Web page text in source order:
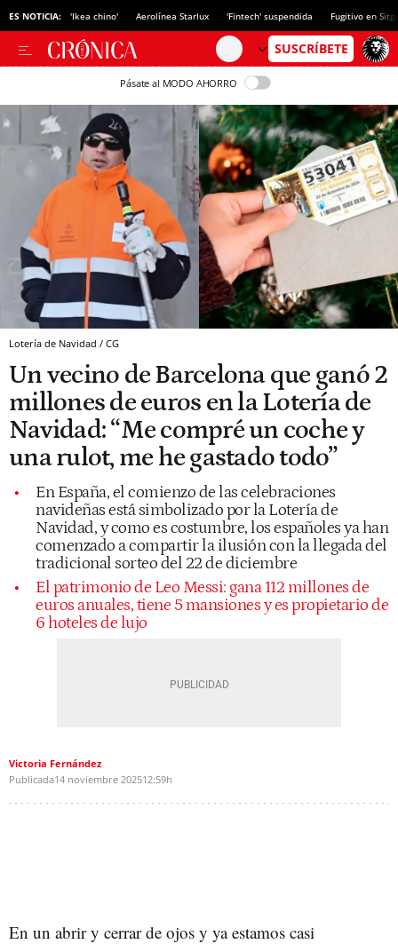
ES NOTICIA: 'Ikea chino' Aerolínea Starlux 'Fintech' suspendida Fugitivo en
Pásate al MODO AHORRO
Lotería de Navidad / CG
Un vecino de Barcelona que ganó 2
millones de euros en la Lotería de
Navidad: “Me compré un coche y
una rulot, me he gastado todo”
En España, el comienzo de las celebraciones
navideñas está simbolizado por la Lotería de
Navidad, y como es costumbre, los españoles ya han
comenzado a compartir la ilusión con la llegada del
tradicional sorteo del 22 de diciembre
El patrimonio de Leo Messi: gana 112 millones de
euros anuales, tiene 5 mansiones y es propietario de
6 hoteles de lujo
Victoria Fernández
Publicada14 noviembre 202512:59h
En un abrir y cerrar de ojos y ya estamos casi